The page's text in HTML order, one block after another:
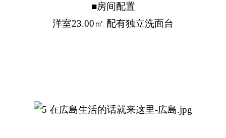
■房间配置
洋室23.00㎡ 配有独立洗面台